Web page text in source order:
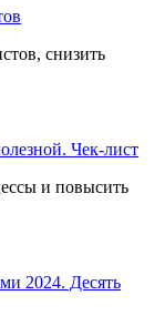
снизить
Чек-лист
и повысить
2024. Десять